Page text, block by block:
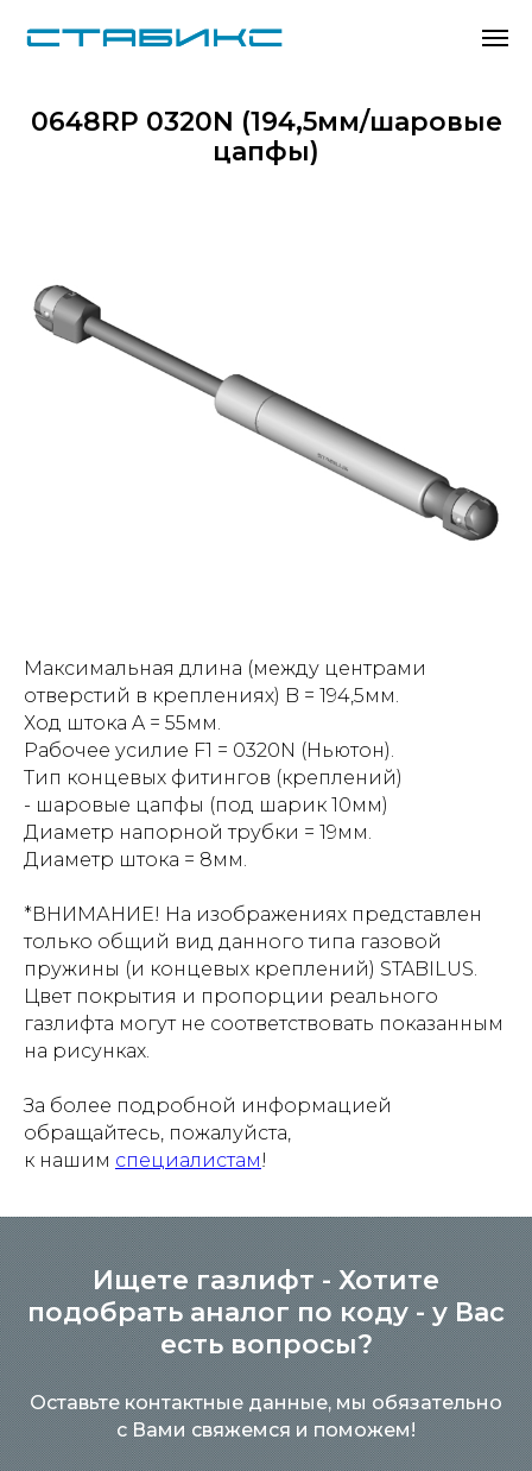
0648RP 0320N (194,5мм/шаровые
цапфы)
Максимальная длина (между центрами
отверстий в креплениях) B = 194,5мм.
Ход штока A = 55мм.
Рабочее усилие F1 = 0320N (Ньютон).
Тип концевых фитингов (креплений)
- шаровые цапфы (под шарик 10мм)
Диаметр напорной трубки = 19мм.
Диаметр штока = 8мм.
*ВНИМАНИЕ! На изображениях представлен
только общий вид данного типа газовой
пружины (и концевых креплений) STABILUS.
Цвет покрытия и пропорции реального
газлифта могут не соответствовать показанным
на рисунках.
За более подробной информацией
обращайтесь, пожалуйста,
к нашим специалистам!
Ищете газлифт - Хотите
подобрать аналог по коду - у Вас
есть вопросы?
Оставьте контактные данные, мы обязательно
с Вами свяжемся и поможем!